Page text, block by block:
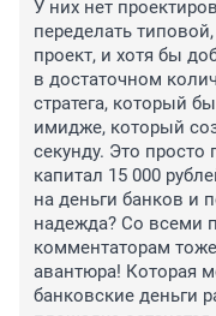
У них нет
переделать
проект, и хотя бы
в достаточном
стратега, который
имидже, который
секунду. Это просто
капитал 15 000
на деньги банков и
надежда? Со всеми
комментаторам
авантюра! Которая
банковские деньги